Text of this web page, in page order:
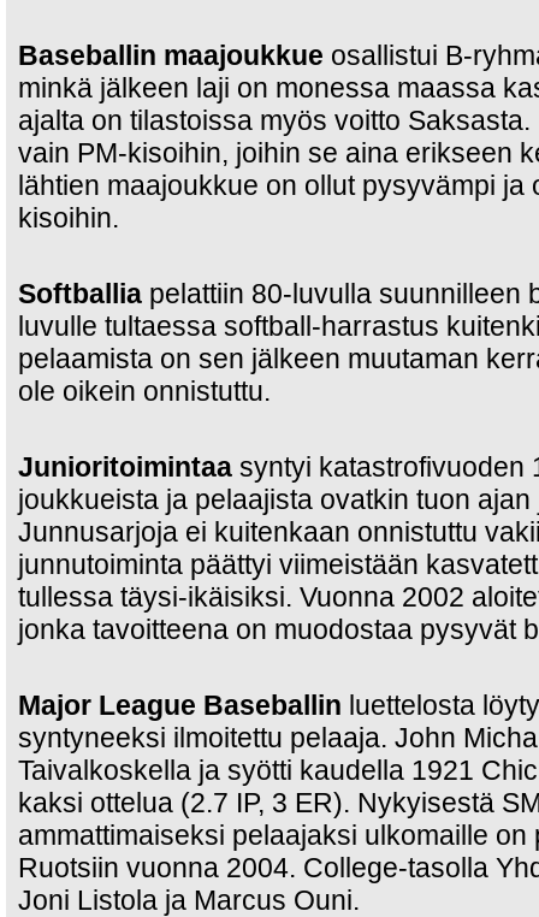
Baseballin maajoukkue osallistui B-
minkä jälkeen laji on monessa maassa
ajalta on tilastoissa myös voitto
vain PM-kisoihin, joihin se aina erikseen
lähtien maajoukkue on ollut pysyvämpi ja
kisoihin.
Softballia pelattiin 80-luvulla suunnilleen
luvulle tultaessa softball-harrastus
pelaamista on sen jälkeen muutaman
ole oikein onnistuttu.
Junioritoimintaa syntyi katastrofivuoden
joukkueista ja pelaajista ovatkin tuon
Junnusarjoja ei kuitenkaan onnistuttu
junnutoiminta päättyi viimeistään
tullessa täysi-ikäisiksi. Vuonna 2002
jonka tavoitteena on muodostaa pysyvät
Major League Baseballin luettelosta
syntyneeksi ilmoitettu pelaaja. John
Taivalkoskella ja syötti kaudella 1921
kaksi ottelua (2.7 IP, 3 ER). Nykyisestä
ammattimaiseksi pelaajaksi ulkomaille
Ruotsiin vuonna 2004. College-tasolla
Joni Listola ja Marcus Ouni.